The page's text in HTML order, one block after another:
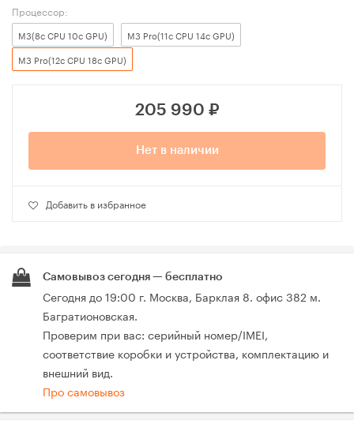
Процессор:
M3(8c CPU 10c GPU)
M3 Pro(11c CPU 14c GPU)
M3 Pro(12c CPU 18c GPU)
205 990 ₽
Нет в наличии
Добавить в избранное
Самовывоз сегодня — бесплатно
Сегодня до 19:00 г. Москва, Барклая 8. офис 382 м.
Багратионовская.
Проверим при вас: серийный номер/IMEI,
соответствие коробки и устройства, комплектацию и
внешний вид.
Про самовывоз